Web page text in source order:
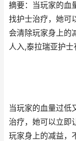
摘要：当玩家的血
找护士治疗，她可
会清除玩家身上的
人入,泰拉瑞亚护
当玩家的血量过低
治疗，她可以立即
玩家身上的减益，